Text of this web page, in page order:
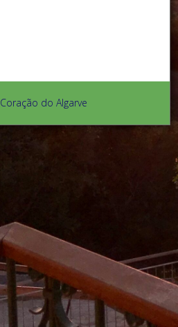
Coração do Algarve